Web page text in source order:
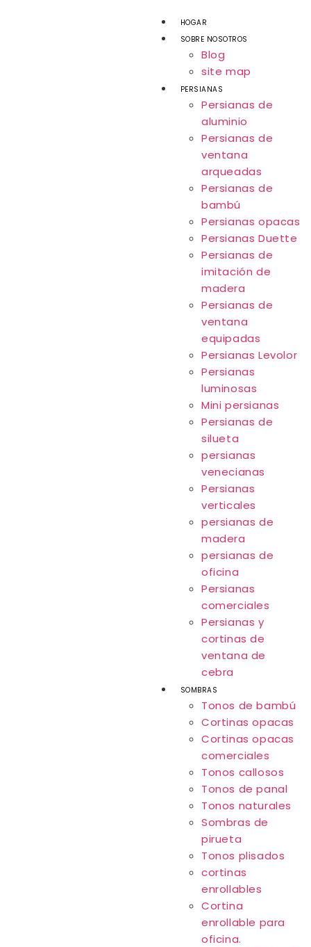
HOGAR
SOBRE NOSOTROS
Blog
site map
PERSIANAS
Persianas de
aluminio
Persianas de
ventana
arqueadas
Persianas de
bambú
Persianas opacas
Persianas Duette
Persianas de
imitación de
madera
Persianas de
ventana
equipadas
Persianas Levolor
Persianas
luminosas
Mini persianas
Persianas de
silueta
persianas
venecianas
Persianas
verticales
persianas de
madera
persianas de
oficina
Persianas
comerciales
Persianas y
cortinas de
ventana de
cebra
SOMBRAS
Tonos de bambú
Cortinas opacas
Cortinas opacas
comerciales
Tonos callosos
Tonos de panal
Tonos naturales
Sombras de
pirueta
Tonos plisados
cortinas
enrollables
Cortina
enrollable para
oficina.